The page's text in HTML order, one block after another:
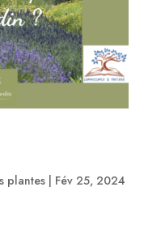
plantes| Fév 25, 2024